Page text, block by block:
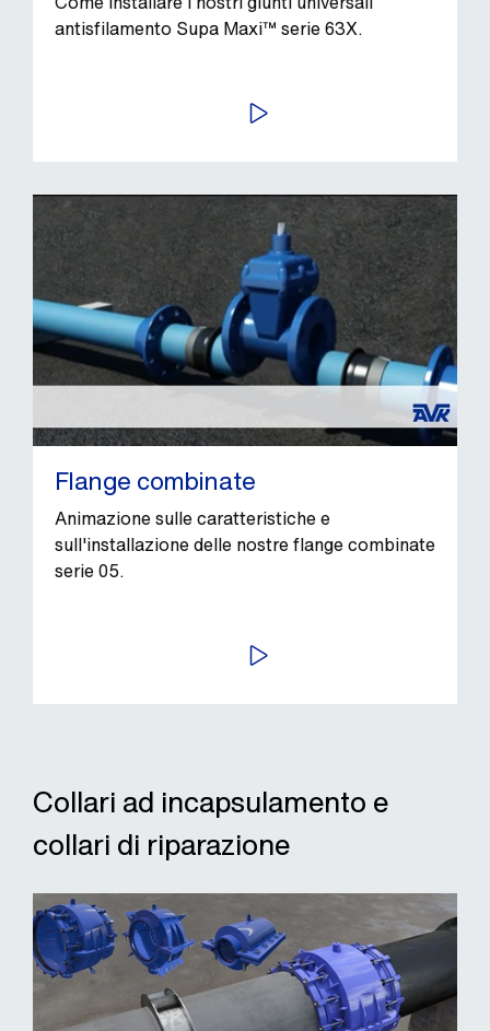
antisfilamento Supa Maxi™ serie 63X.
AVVIA
Flange combinate
Animazione sulle caratteristiche e
sull'installazione delle nostre flange combinate
serie 05.
AVVIA
Collari ad incapsulamento e
collari di riparazione